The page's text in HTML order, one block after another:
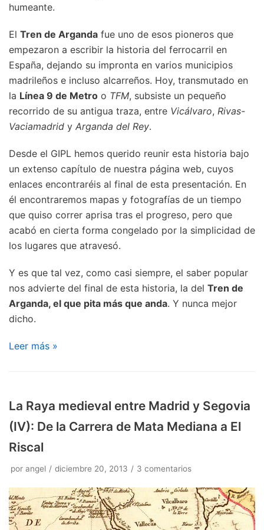
humeante.
El Tren de Arganda fue uno de esos pioneros que
empezaron a escribir la historia del ferrocarril en
España, dejando su impronta en varios municipios
madrileños e incluso alcarreños. Hoy, transmutado en
la Línea 9 de Metro o TFM, subsiste un pequeño
recorrido de su antigua traza, entre Vicálvaro, Rivas-
Vaciamadrid y Arganda del Rey.
Desde el GIPL hemos querido reunir esta historia bajo
un extenso capítulo de nuestra página web, cuyos
enlaces encontraréis al final de esta presentación. En
él encontraremos mapas y fotografías de un tiempo
que quiso correr aprisa tras el progreso, pero que
acabó en cierta forma congelado por la simplicidad de
los lugares que atravesó.
Y es que tal vez, como casi siempre, el saber popular
nos advierte del final de esta historia, la del Tren de
Arganda, el que pita más que anda. Y nunca mejor
dicho.
Leer más »
La Raya medieval entre Madrid y Segovia
(IV): De la Carrera de Mata Mediana a El
Riscal
por angel diciembre 20, 2013 3 comentarios